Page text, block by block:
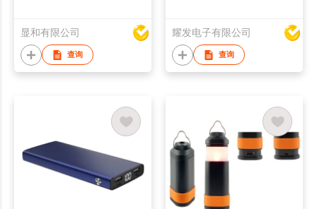
显和有限公司
查询
耀发电子有限公司
查询